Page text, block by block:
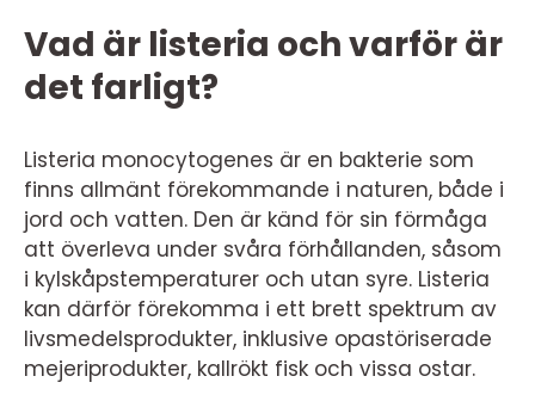
Vad är listeria och varför är
det farligt?
Listeria monocytogenes är en bakterie som
finns allmänt förekommande i naturen, både i
jord och vatten. Den är känd för sin förmåga
att överleva under svåra förhållanden, såsom
i kylskåpstemperaturer och utan syre. Listeria
kan därför förekomma i ett brett spektrum av
livsmedelsprodukter, inklusive opastöriserade
mejeriprodukter, kallrökt fisk och vissa ostar.